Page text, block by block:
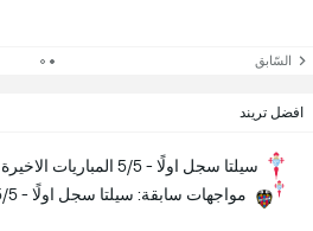
السّابق
افضل تريند
سيلتا سجل اولًا - 5/5 المباريات الاخيرة
مواجهات سابقة: سيلتا سجل اولًا - 5/5 المباريات الاخيرة